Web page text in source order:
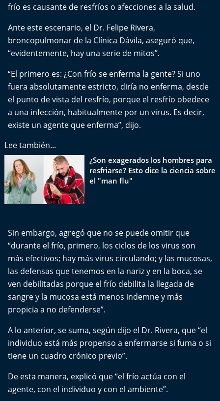
Deportes
La Ruta del Pulsar
Psicología Abierta
Sesiones Dieciocheras
Expreso PM
El Mejor País de Chile
Te invito a tomar once
Bío Bío en Ruta
Especiales
Chiche cuadra y su parrilla
Motorfem
frío es causante de resfríos o afecciones a la salud.
Ante este escenario, el Dr. Felipe Rivera,
broncopulmonar de la Clínica Dávila, aseguró que,
“evidentemente, hay una serie de mitos”.
“El primero es: ¿Con frío se enferma la gente? Si uno
fuera absolutamente estricto, diría no enferma, desde
el punto de vista del resfrío, porque el resfrío obedece
a una infección, habitualmente por un virus. Es decir,
existe un agente que enferma”, dijo.
Lee también...
¿Son exagerados los hombres para
resfriarse? Esto dice la ciencia sobre
el "man flu"
Sin embargo, agregó que no se puede omitir que
“durante el frío, primero, los ciclos de los virus son
más efectivos; hay más virus circulando; y las mucosas,
las defensas que tenemos en la nariz y en la boca, se
ven debilitadas porque el frío debilita la llegada de
sangre y la mucosa está menos indemne y más
propicia a no defenderse”.
A lo anterior, se suma, según dijo el Dr. Rivera, que “el
individuo está más propenso a enfermarse si fuma o si
tiene un cuadro crónico previo”.
De esta manera, explicó que “el frío actúa con el
agente, con el individuo y con el ambiente”.